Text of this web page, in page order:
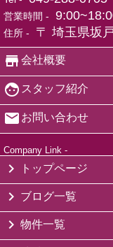
営業時間 -
住所 - 〒 埼玉県坂
会社概要
スタッフ紹介
お問い合わせ
Company Link -
トップページ
ブログ一覧
物件一覧